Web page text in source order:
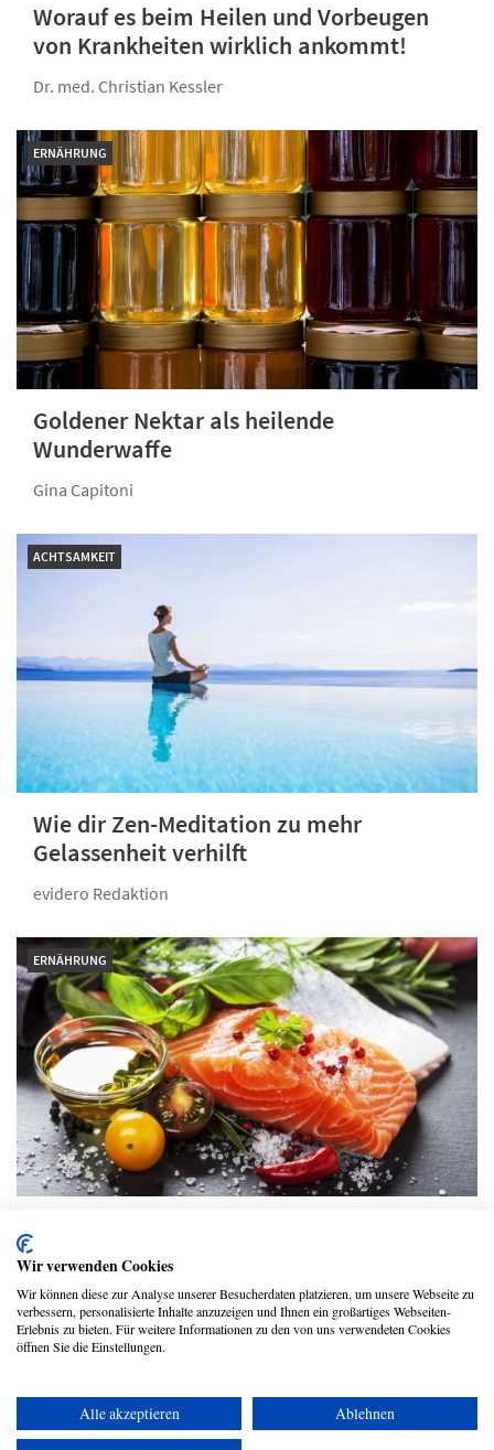
Worauf es beim Heilen und Vorbeugen
von Krankheiten wirklich ankommt!
Dr. med. Christian Kessler
ERNÄHRUNG
Goldener Nektar als heilende
Wunderwaffe
Gina Capitoni
ACHTSAMKEIT
Wie dir Zen-Meditation zu mehr
Gelassenheit verhilft
evidero Redaktion
ERNÄHRUNG
Entzündungen helfen und das
Immunsystem stärken
evidero Redaktion
Wir verwenden Cookies
Wir können diese zur Analyse unserer Besucherdaten platzieren, um unsere Webseite zu
verbessern, personalisierte Inhalte anzuzeigen und Ihnen ein großartiges Webseiten-
Erlebnis zu bieten. Für weitere Informationen zu den von uns verwendeten Cookies
öffnen Sie die Einstellungen.
Alle akzeptieren
Ablehnen